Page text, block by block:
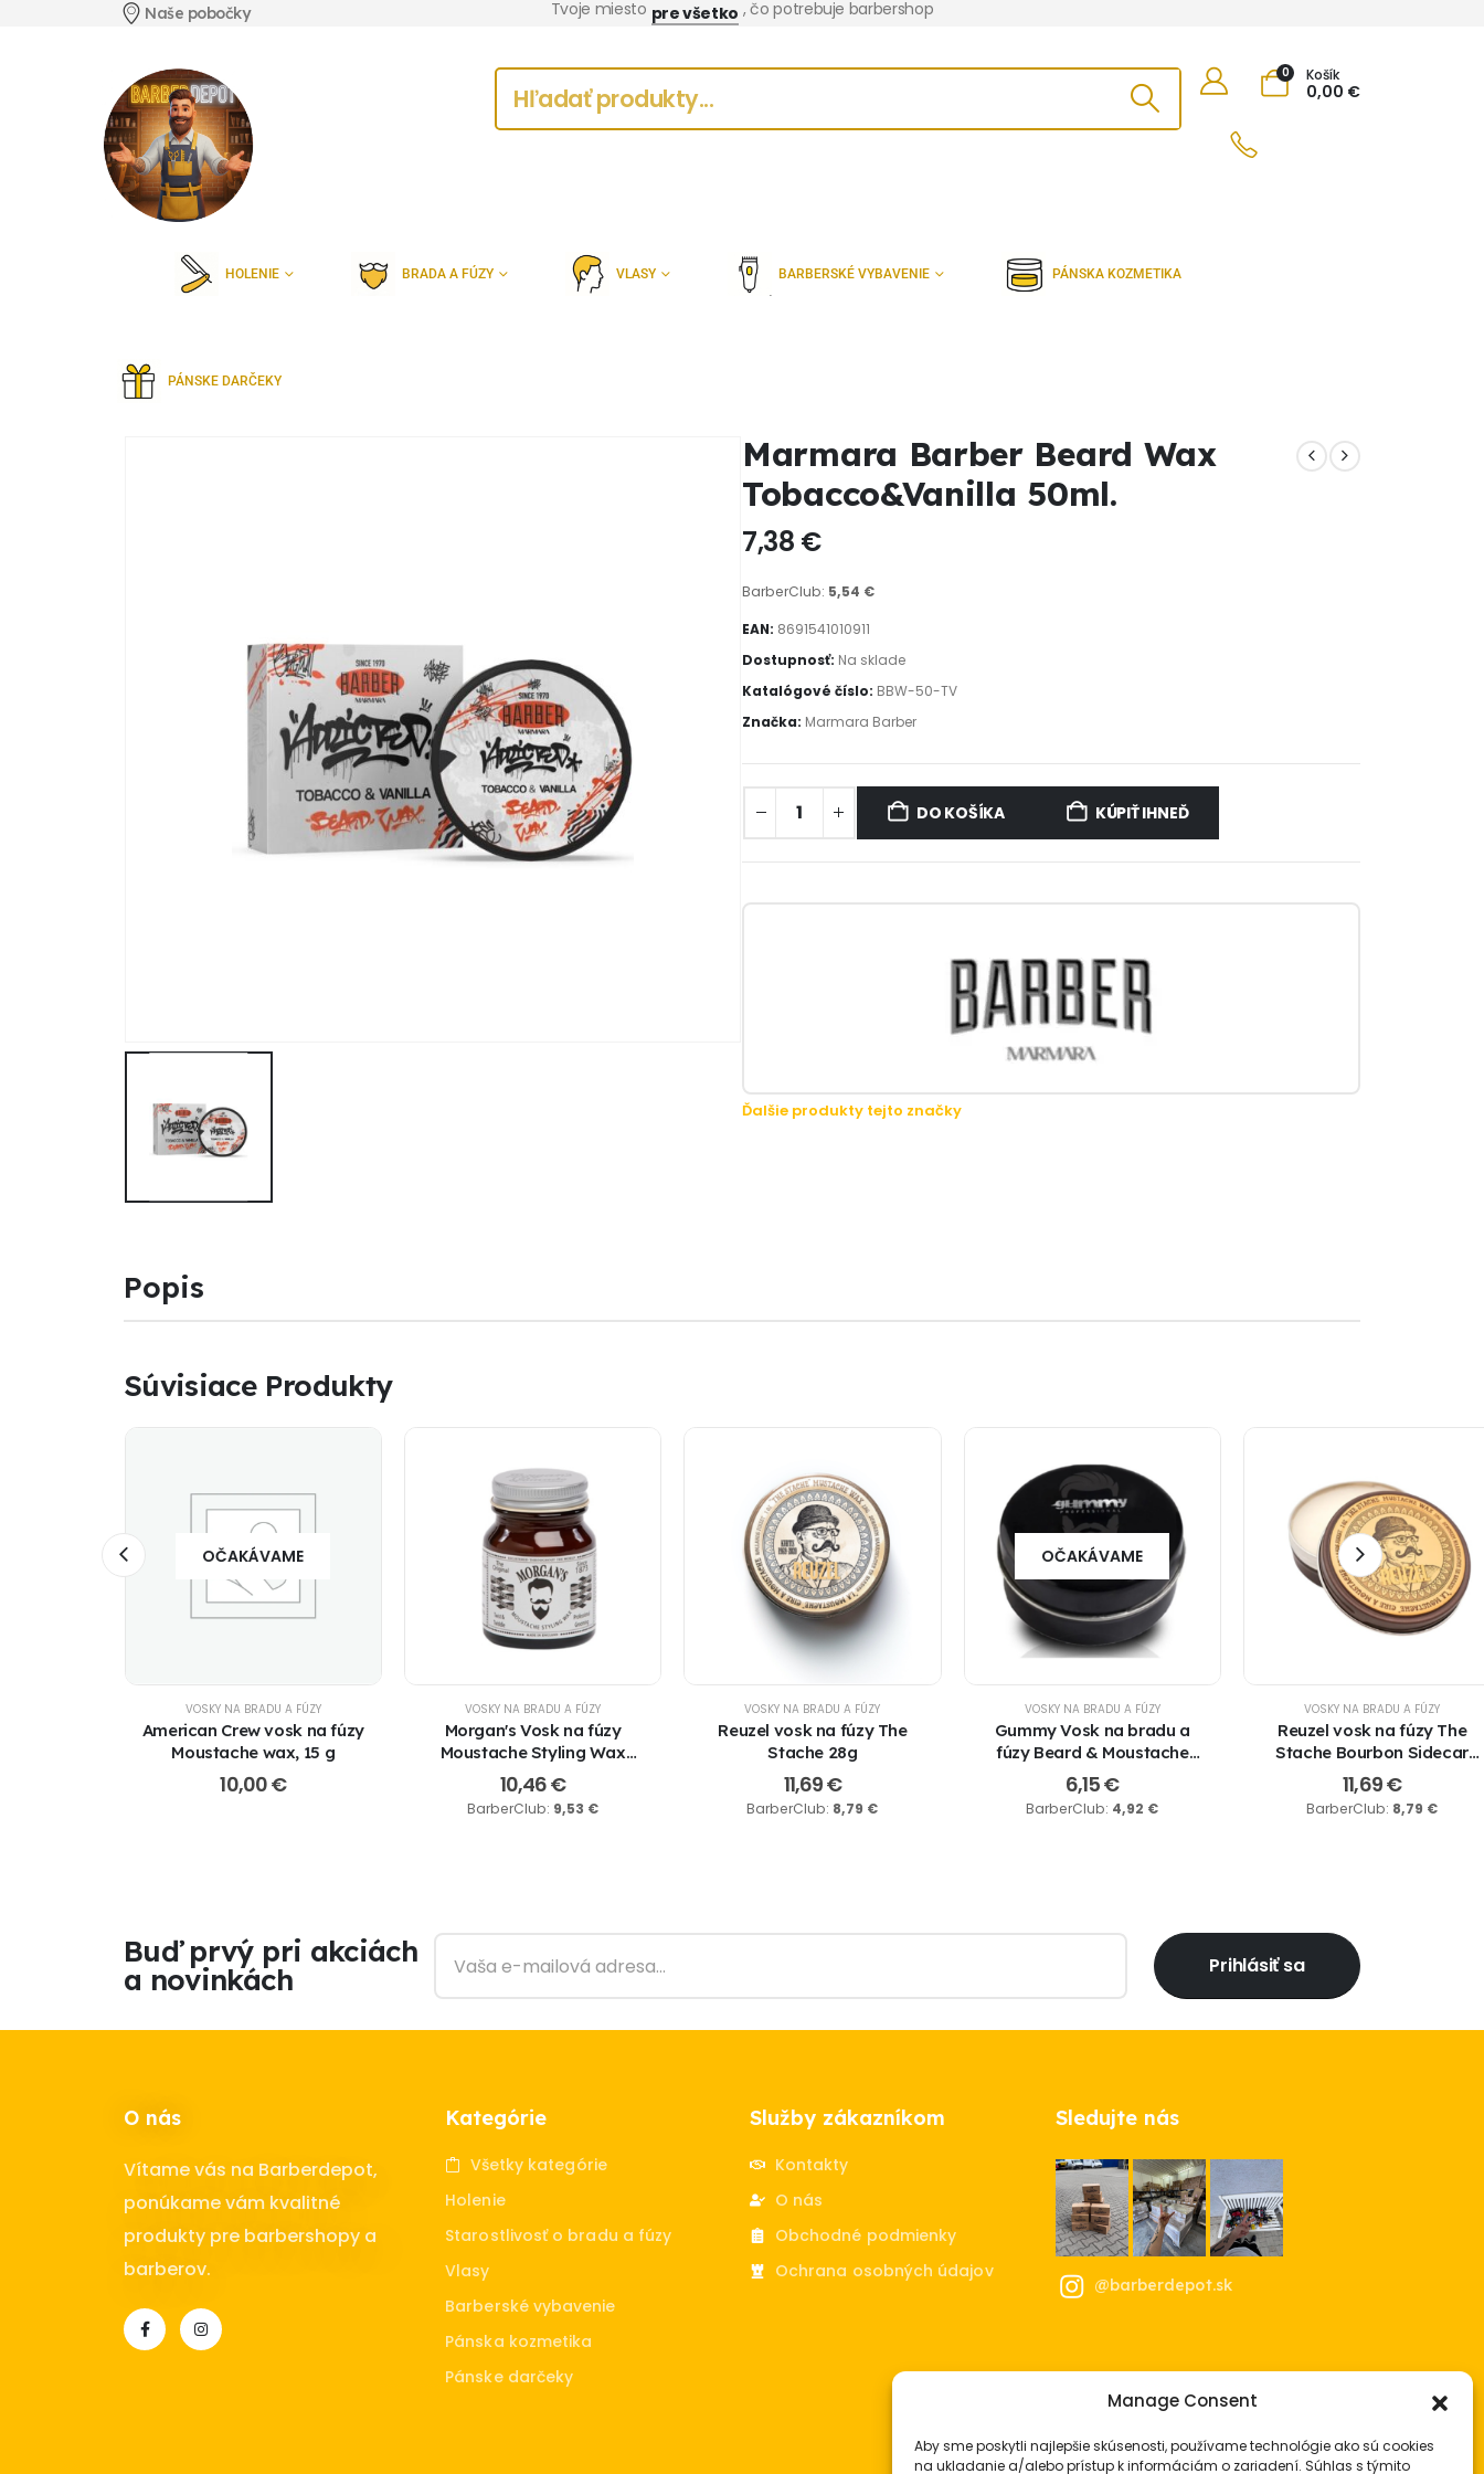
Manage Consent
Aby sme poskytli najlepšie skúsenosti, používame technológie ako sú cookies
na ukladanie a/alebo prístup k informáciám o zariadení. Súhlas s týmito
Naše pobočky Tvoje miesto pre všetko , čo potrebuje barbershop
0 Košík
0,00 €
HOLENIE BRADA A FÚZY VLASY BARBERSKÉ VYBAVENIE PÁNSKA KOZMETIKA
PÁNSKE DARČEKY
Marmara Barber Beard Wax
Tobacco&Vanilla 50ml.
7,38 €
BarberClub: 5,54 €
EAN: 8691541010911
Dostupnosť: Na sklade
Katalógové číslo: BBW-50-TV
Značka: Marmara Barber
DO KOŠÍKA KÚPIŤ IHNEĎ
Ďalšie produkty tejto značky
Popis
Súvisiace Produkty
OČAKÁVAME
VOSKY NA BRADU A FÚZY
American Crew vosk na fúzy
Moustache wax, 15 g
10,00€
VOSKY NA BRADU A FÚZY
Morgan's Vosk na fúzy
Moustache Styling Wax
Twist & Twiddle, 50 g
10,46€
BarberClub: 9,53 €
VOSKY NA BRADU A FÚZY
Reuzel vosk na fúzy The
Stache 28g
11,69€
BarberClub: 8,79 €
OČAKÁVAME
VOSKY NA BRADU A FÚZY
Gummy Vosk na bradu a
fúzy Beard & Moustache
Wax 50ml.
6,15€
BarberClub: 4,92 €
VOSKY NA BRADU A FÚZY
Reuzel vosk na fúzy The
Stache Bourbon Sidecar
28g
11,69€
BarberClub: 8,79 €
Buď prvý pri akciách
a novinkách Prihlásiť sa
O nás
Vítame vás na Barberdepot,
ponúkame vám kvalitné
produkty pre barbershopy a
barberov.
Kategórie
Všetky kategórie
Holenie
Starostlivosť o bradu a fúzy
Vlasy
Barberské vybavenie
Pánska kozmetika
Pánske darčeky
Služby zákazníkom
Kontakty
O nás
Obchodné podmienky
Ochrana osobných údajov
Sledujte nás
@barberdepot.sk